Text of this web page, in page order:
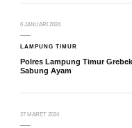
6 JANUARI 2024
LAMPUNG TIMUR
Polres Lampung Timur
Sabung Ayam
27 MARET 2024